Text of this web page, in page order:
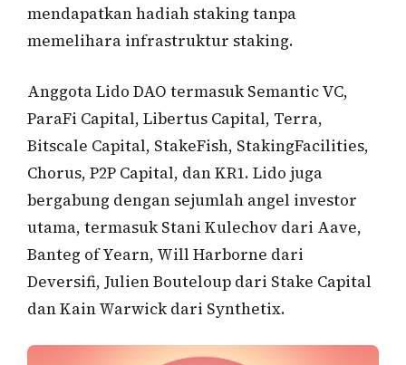
mendapatkan hadiah staking tanpa
memelihara infrastruktur staking.
Anggota Lido DAO termasuk Semantic VC,
ParaFi Capital, Libertus Capital, Terra,
Bitscale Capital, StakeFish, StakingFacilities,
Chorus, P2P Capital, dan KR1. Lido juga
bergabung dengan sejumlah angel investor
utama, termasuk Stani Kulechov dari Aave,
Banteg of Yearn, Will Harborne dari
Deversifi, Julien Bouteloup dari Stake Capital
dan Kain Warwick dari Synthetix.